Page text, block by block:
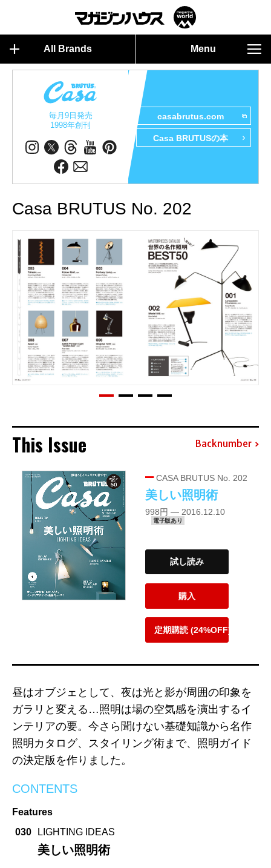
All Brands Menu
毎月9日発売
1998年創刊
casabrutus.com
Casa BRUTUSの本
Casa BRUTUS No. 202
This Issue Backnumber
CASA BRUTUS No. 202
美しい照明術
998円 — 2016.12.10
電子版あり
試し読み
購入
定期購読 (24%OFF)
昼はオブジェとして、夜は光と影が周囲の印象を
ガラリと変える…照明は場の空気感を演出するイ
ンテリアの要。今さら聞けない基礎知識から名作
照明カタログ、スタイリング術まで、照明ガイド
の決定版を作りました。
CONTENTS
Features
030
LIGHTING IDEAS
美しい照明術